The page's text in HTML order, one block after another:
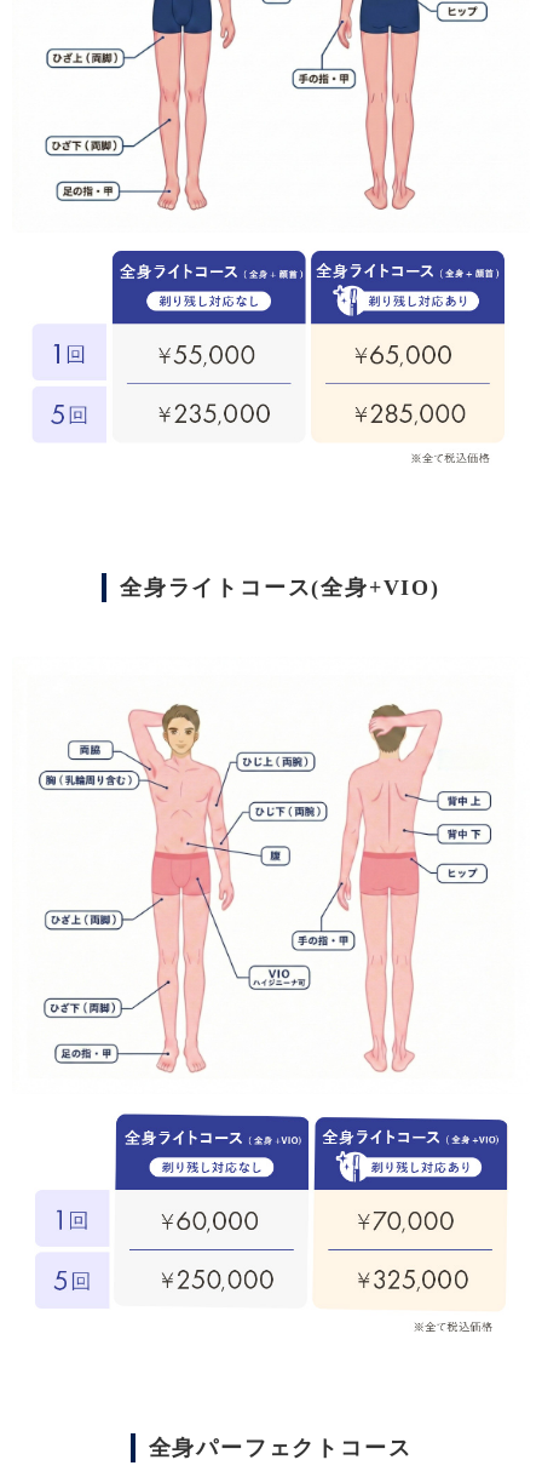
全身ライトコース(全身+VIO)
全身パーフェクトコース